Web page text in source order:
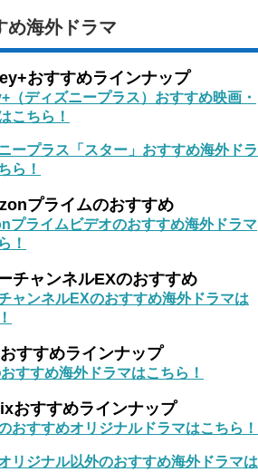
め海外ドラマ
おすすめラインナップ
（ディズニープラス）おすすめ映画・
こちら！
ープラス「スター」おすすめ海外ドラ
ら！
プライムのおすすめ
プライムビデオのおすすめ海外ドラマ
！
チャンネルEXのおすすめ
ャンネルEXのおすすめ海外ドラマは
すすめラインナップ
すすめ海外ドラマはこちら！
おすすめラインナップ
おすすめオリジナルドラマはこちら！
リジナル以外のおすすめ海外ドラマは